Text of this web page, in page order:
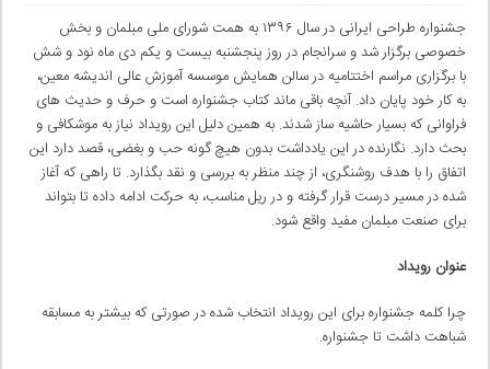
جشنواره طراحی ایرانی در سال ۱۳۹۶ به همت شورای ملی مبلمان و بخش
خصوصی برگزار شد و سرانجام در روز پنجشنبه بیست و یکم دی ماه نود و شش
با برگزاری مراسم اختتامیه در سالن همایش موسسه آموزش عالی اندیشه معین،
به کار خود پایان داد. آنچه باقی ماند کتاب جشنواره است و حرف و حدیث های
فراوانی که بسیار حاشیه ساز شدند. به همین دلیل این رویداد نیاز به موشکافی و
بحث دارد. نگارنده در این یادداشت بدون هیچ گونه حب و بغضی، قصد دارد این
اتفاق را با هدف روشنگری، از چند منظر به بررسی و نقد بگذارد. تا راهی که آغاز
شده در مسیر درست قرار گرفته و در ریل مناسب، به حرکت ادامه داده تا بتواند
برای صنعت مبلمان مفید واقع شود.
عنوان رویداد
چرا کلمه جشنواره برای این رویداد انتخاب شده در صورتی که بیشتر به مسابقه
شباهت داشت تا جشنواره.